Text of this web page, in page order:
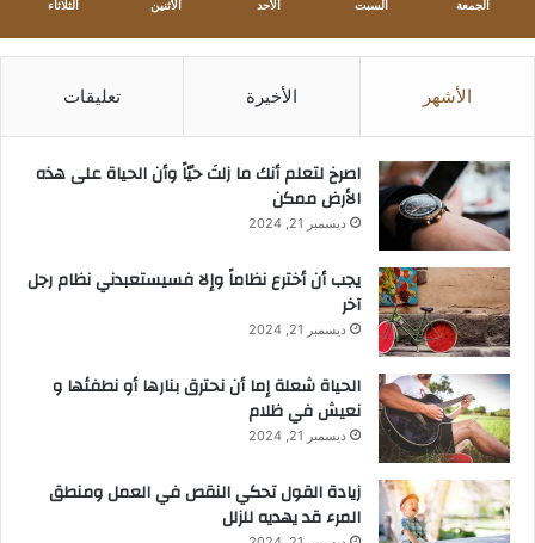
الجمعة السبت الأحد الأثنين الثلاثاء
الأشهر الأخيرة تعليقات
‫اصرخ لتعلم أنك ما زلتَ حيّاً وأن الحياة على هذه
الأرض ممكن
ديسمبر 21, 2024
يجب أن أخترع نظاماً وإلا فسيستعبدني نظام رجل
آخر
ديسمبر 21, 2024
الحياة شعلة إما أن نحترق بنارها أو نطفئها و
نعيش في ظلام
ديسمبر 21, 2024
زيادة القول تحكي النقص في العمل ومنطق
المرء قد يهديه للزلل